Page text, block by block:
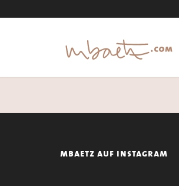
mbaetz auf instagram